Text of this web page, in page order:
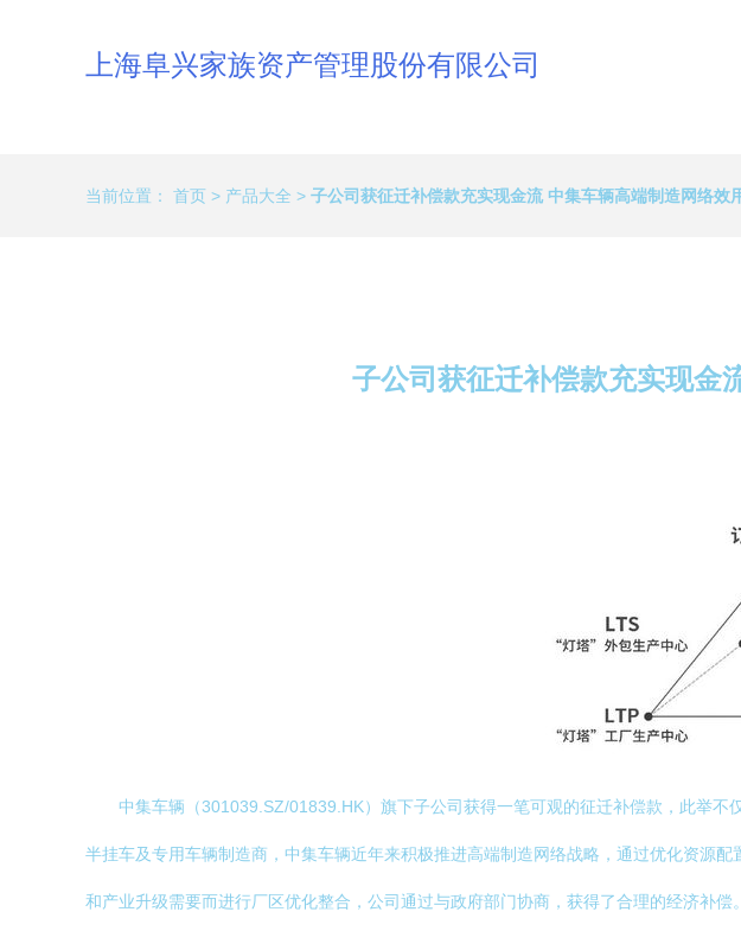
上海阜兴家族资产管理股份有限公司
当前位置： 首页 > 产品大全 > 子公司获征迁补偿款充实现金流 中集车辆高端制造网络效
子公司获征迁补偿款充实现金
中集车辆（301039.SZ/01839.HK）旗下子公司获得一笔可观的征迁补偿款，此举
半挂车及专用车辆制造商，中集车辆近年来积极推进高端制造网络战略，通过优化资源
和产业升级需要而进行厂区优化整合，公司通过与政府部门协商，获得了合理的经济补